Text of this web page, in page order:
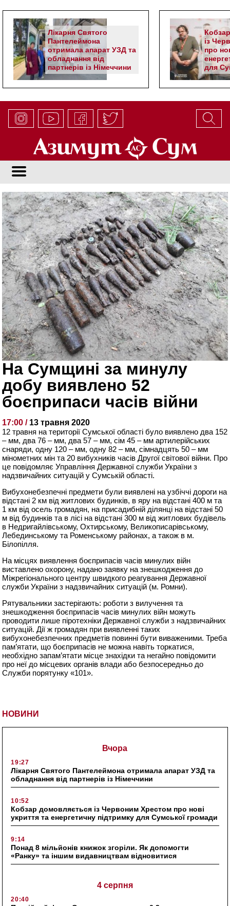
Лікарня Святого
Пантелеймона
отримала апарат УЗД та
обладнання від
партнерів із Німеччини
із
про
для
НОВИНИ
Вчора
19:27
Лікарня Святого Пантелеймона отримала апарат УЗД та
обладнання від партнерів із Німеччини
10:52
Кобзар домовляється із Червоним Хрестом про нові
укриття та енергетичну підтримку для Сумської громади
9:14
Понад 8 мільйонів книжок згоріли. Як допомогти
«Ранку» та іншим видавництвам відновитися
4 серпня
20:40
На Сумщині за минулу
добу виявлено 52
боєприпаси часів війни
17:00 / 13 травня 2020
12 травня на території Сумської області було виявлено два 152
– мм, два 76 – мм, два 57 – мм, сім 45 – мм артилерійських
снаряди, одну 120 – мм, одну 82 – мм, сімнадцять 50 – мм
мінометних мін та 20 вибухників часів Другої світової війни. Про
це повідомляє Управління Державної служби України з
надзвичайних ситуацій у Сумській області.
Вибухонебезпечні предмети були виявлені на узбіччі дороги на
відстані 2 км від житлових будинків, в яру на відстані 400 м та
1 км від осель громадян, на присадибній ділянці на відстані 50
м від будинків та в лісі на відстані 300 м від житлових будівель
в Недригайлівському, Охтирському, Великописарівському,
Лебединському та Роменському районах, а також в м.
Білопілля.
На місцях виявлення боєприпасів часів минулих війн
виставлено охорону, надано заявку на знешкодження до
Міжрегіонального центру швидкого реагування Державної
служби України з надзвичайних ситуацій (м. Ромни).
Рятувальники застерігають: роботи з вилучення та
знешкодження боєприпасів часів минулих війн можуть
проводити лише піротехніки Державної служби з надзвичайних
ситуацій. Дії ж громадян при виявленні таких
вибухонебезпечних предметів повинні бути виваженими. Треба
пам’ятати, що боєприпасів не можна навіть торкатися,
необхідно запам’ятати місце знахідки та негайно повідомити
про неї до місцевих органів влади або безпосередньо до
Служби порятунку «101».